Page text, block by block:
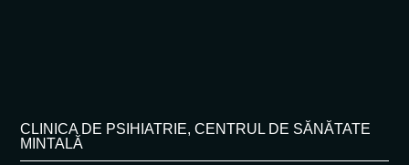
CLINICA DE PSIHIATRIE, CENTRUL DE SĂNĂTATE
MINTALĂ